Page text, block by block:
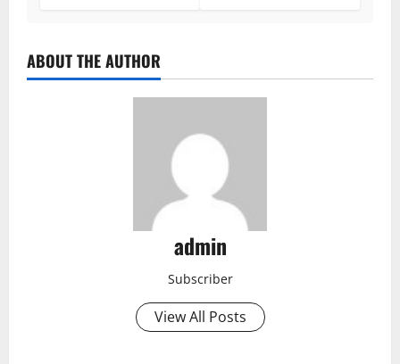
ABOUT THE AUTHOR
admin
Subscriber
View All Posts